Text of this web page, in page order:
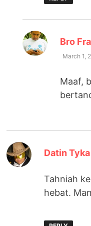
Bro
March 1,
Maaf,
Datin Tyka
Tahniah
hebat.